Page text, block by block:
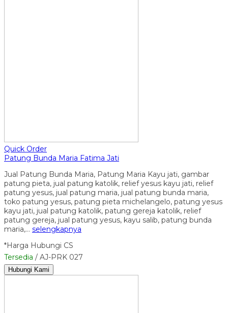
Quick Order
Patung Bunda Maria Fatima Jati
Jual Patung Bunda Maria, Patung Maria Kayu jati, gambar
patung pieta, jual patung katolik, relief yesus kayu jati, relief
patung yesus, jual patung maria, jual patung bunda maria,
toko patung yesus, patung pieta michelangelo, patung yesus
kayu jati, jual patung katolik, patung gereja katolik, relief
patung gereja, jual patung yesus, kayu salib, patung bunda
maria,… selengkapnya
*Harga Hubungi CS
Tersedia / AJ-PRK 027
Hubungi Kami